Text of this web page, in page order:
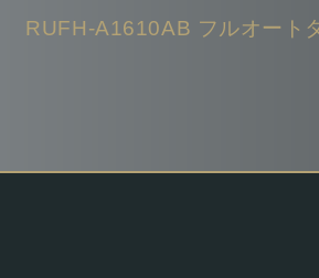
RUFH-A1610AB フルオート